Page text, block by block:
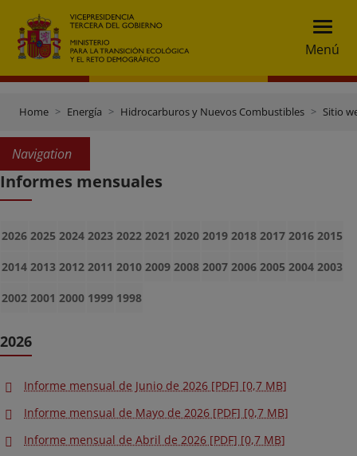
Menú
Home Energía Hidrocarburos y Nuevos Combustibles Sitio
Navigation
Informes mensuales
2026 2025 2024 2023 2022 2021 2020 2019 2018 2017 2016 2015
2014 2013 2012 2011 2010 2009 2008 2007 2006 2005 2004 2003
2002 2001 2000 1999 1998
2026
Informe mensual de Junio de 2026 [PDF] [0,7 MB]
Informe mensual de Mayo de 2026 [PDF] [0,7 MB]
Informe mensual de Abril de 2026 [PDF] [0,7 MB]